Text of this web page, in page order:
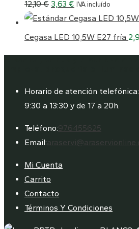
12,10€ El
precio
3,63 € El
precio
IVA incluído
Cegasa LED 10,5W E27 fría
Horario de atención
9:30 a 13:30 y de 17 a 20h.
Teléfono:976455625
abre
Email:
Mi Cuenta
Carrito
Contacto
Términos Y Condiciones